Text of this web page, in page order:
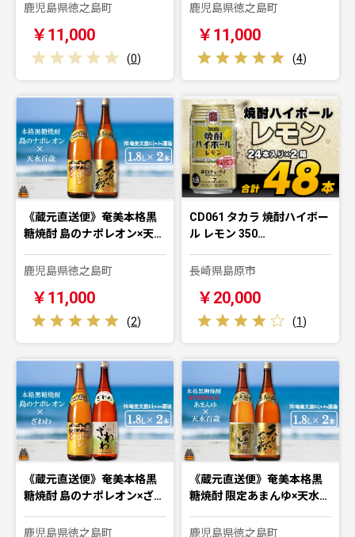
鹿児島県徳之島町
￥11,000
(0)
鹿児島県徳之島町
￥11,000
(4)
《蔵元直送便》奄美本格黒
糖焼酎 島のナポレオン×天…
鹿児島県徳之島町
￥11,000
(2)
CD061 タカラ 焼酎ハイボー
ル レモン 350…
長崎県島原市
￥20,000
(1)
《蔵元直送便》奄美本格黒
糖焼酎 島のナポレオン×ざ…
鹿児島県徳之島町
《蔵元直送便》奄美本格黒
糖焼酎 限定あまんゆ×天水…
鹿児島県徳之島町